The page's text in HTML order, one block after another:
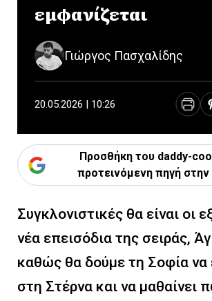
εμφανίζεται
Γιώργος Πασχαλίδης
20.05.2026 | 10:26
Προσθήκη του daddy-
προτεινόμενη πηγή
Συγκλονιστικές θα είναι οι
νέα επεισόδια της σειράς,
καθώς θα δούμε τη Σοφία να
στη Στέρνα και να μαθαίνει